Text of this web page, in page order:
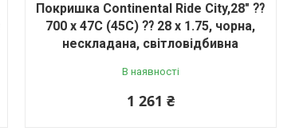
Покришка Continental Ride City,28" ⁇
700 x 47C (45C) ⁇ 28 x 1.75, чорна,
нескладана, світловідбивна
В наявності
1 261 ₴